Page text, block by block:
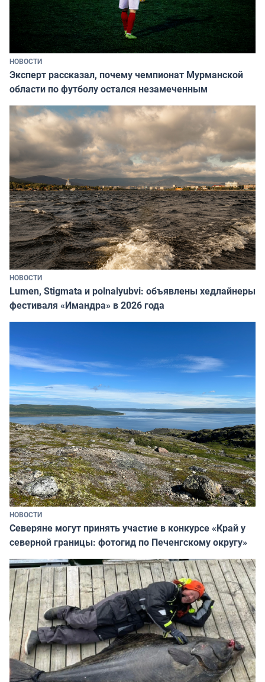
НОВОСТИ
Эксперт рассказал, почему чемпионат Мурманской
области по футболу остался незамеченным
НОВОСТИ
Lumen, Stigmata и polnalyubvi: объявлены хедлайнеры
фестиваля «Имандра» в 2026 года
НОВОСТИ
Северяне могут принять участие в конкурсе «Край у
северной границы: фотогид по Печенгскому округу»